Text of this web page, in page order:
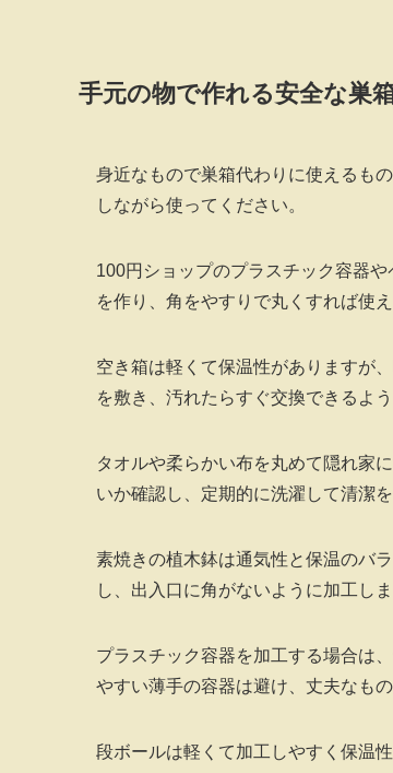
手元の物で作れる安全な巣
身近なもので巣箱代わりに使えるも
しながら使ってください。
100円ショップのプラスチック容器
を作り、角をやすりで丸くすれば使
空き箱は軽くて保温性がありますが
を敷き、汚れたらすぐ交換できるよ
タオルや柔らかい布を丸めて隠れ家
いか確認し、定期的に洗濯して清潔
素焼きの植木鉢は通気性と保温のバ
し、出入口に角がないように加工しま
プラスチック容器を加工する場合は
やすい薄手の容器は避け、丈夫なもの
段ボールは軽くて加工しやすく保温